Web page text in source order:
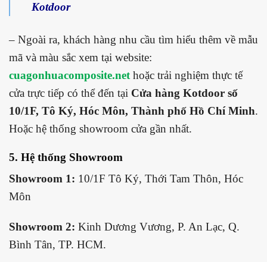
Kotdoor
– Ngoài ra, khách hàng nhu cầu tìm hiểu thêm về mẫu
mã và màu sắc xem tại website:
cuagonhuacomposite.net hoặc trải nghiệm thực tế
cửa trực tiếp có thể đến tại Cửa hàng Kotdoor số
10/1F, Tô Ký, Hóc Môn, Thành phố Hồ Chí Minh.
Hoặc hệ thống showroom cửa gần nhất.
5. Hệ thống Showroom
Showroom 1: 10/1F Tô Ký, Thới Tam Thôn, Hóc
Môn
Showroom 2: Kinh Dương Vương, P. An Lạc, Q.
Bình Tân, TP. HCM.